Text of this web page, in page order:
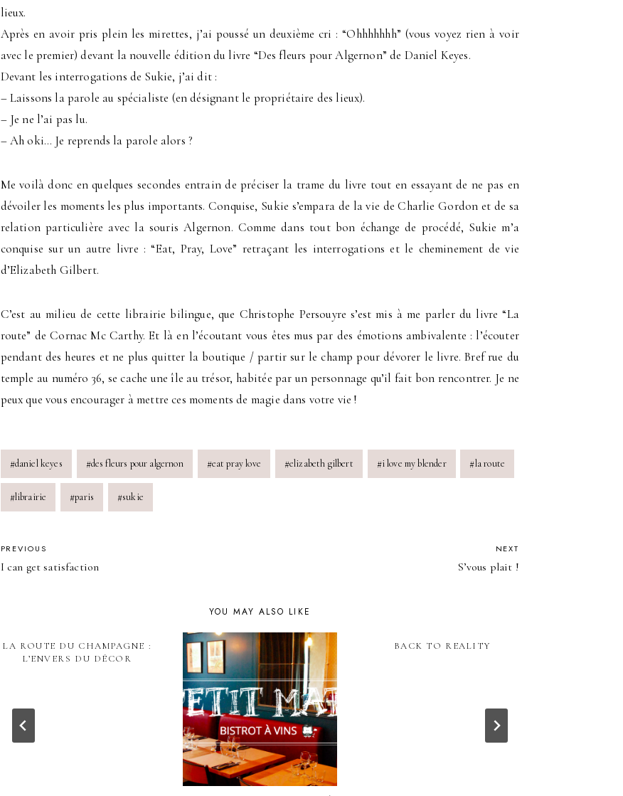
lieux.
Après en avoir pris plein les mirettes, j’ai poussé un deuxième cri : “Ohhhhhhh” (vous voyez rien à voir
avec le premier) devant la nouvelle édition du livre “Des fleurs pour Algernon” de Daniel Keyes.
Devant les interrogations de Sukie, j’ai dit :
– Laissons la parole au spécialiste (en désignant le propriétaire des lieux).
– Je ne l’ai pas lu.
– Ah oki… Je reprends la parole alors ?
Me voilà donc en quelques secondes entrain de préciser la trame du livre tout en essayant de ne pas en
dévoiler les moments les plus importants. Conquise, Sukie s’empara de la vie de Charlie Gordon et de sa
relation particulière avec la souris Algernon. Comme dans tout bon échange de procédé, Sukie m’a
conquise sur un autre livre : “Eat, Pray, Love” retraçant les interrogations et le cheminement de vie
d’Elizabeth Gilbert.
C’est au milieu de cette librairie bilingue, que Christophe Persouyre s’est mis à me parler du livre “La
route” de Cornac Mc Carthy. Et là en l’écoutant vous êtes mus par des émotions ambivalente : l’écouter
pendant des heures et ne plus quitter la boutique / partir sur le champ pour dévorer le livre. Bref rue du
temple au numéro 36, se cache une île au trésor, habitée par un personnage qu’il fait bon rencontrer. Je ne
peux que vous encourager à mettre ces moments de magie dans votre vie !
Post
Tags:
#daniel keyes #des fleurs pour algernon #eat pray love #elizabeth gilbert #i love my blender #la route
#librairie #paris #sukie
POST
NAVIGATION
PREVIOUS
I can get satisfaction
NEXT
S’vous plait !
YOU MAY ALSO LIKE
LA ROUTE DU CHAMPAGNE :
L’ENVERS DU DÉCOR
BACK TO REALITY